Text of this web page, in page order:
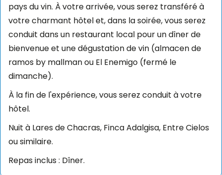
pays du vin. À votre arrivée, vous serez transféré à
votre charmant hôtel et, dans la soirée, vous serez
conduit dans un restaurant local pour un dîner de
bienvenue et une dégustation de vin (almacen de
ramos by mallman ou El Enemigo (fermé le
dimanche).
À la fin de l'expérience, vous serez conduit à votre
hôtel.
Nuit à Lares de Chacras, Finca Adalgisa, Entre Cielos
ou similaire.
Repas inclus : Dîner.